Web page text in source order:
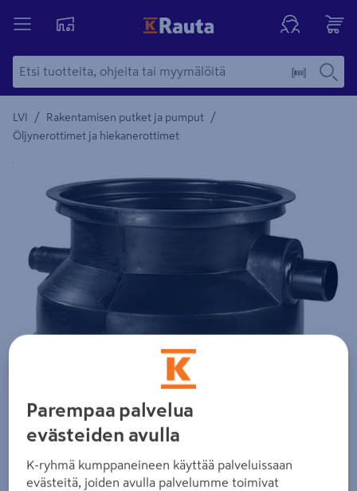
LVI / Rakentamisen putket ja pumput /
Öljynerottimet ja hiekanerottimet
Yksityiskohtainen kuvaus löytyy Tuotteen kuvaus -
Parempaa palvelua
evästeiden avulla
K-ryhmä kumppaneineen käyttää palveluissaan
evästeitä, joiden avulla palvelumme toimivat